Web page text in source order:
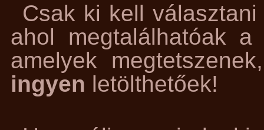
Csak ki kell
ahol megtalálhatóak
amelyek
ingyen letölthetőek!